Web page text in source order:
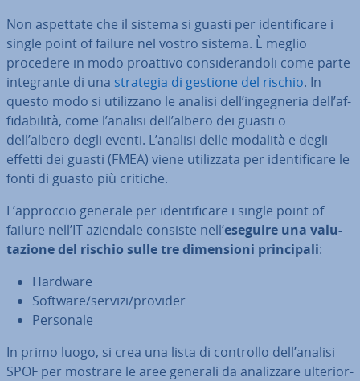
Non aspettate che il sistema si guasti per iden­ti­fi­ca­re i
single point of failure nel vostro sistema. È meglio
procedere in modo proattivo con­si­de­ran­do­li come parte
in­te­gran­te di una strategia di gestione del rischio. In
questo modo si uti­liz­za­no le analisi dell’in­ge­gne­ria dell’af­
fi­da­bi­li­tà, come l’analisi dell’albero dei guasti o
dell’albero degli eventi. L’analisi delle modalità e degli
effetti dei guasti (FMEA) viene uti­liz­za­ta per iden­ti­fi­ca­re le
fonti di guasto più critiche.
L’approccio generale per iden­ti­fi­ca­re i single point of
failure nell’IT aziendale consiste nell’eseguire una va­lu­
ta­zio­ne del rischio sulle tre di­men­sio­ni prin­ci­pa­li:
Hardware
Software/servizi/provider
Personale
In primo luogo, si crea una lista di controllo dell’analisi
SPOF per mostrare le aree generali da ana­liz­za­re ul­te­rior­